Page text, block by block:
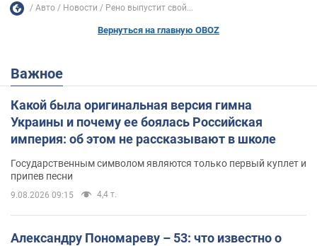
Авто Новости Рено выпустит свой...
Вернуться на главную OBOZ
Важное
Какой была оригинальная версия гимна
Украины и почему ее боялась Российская
империя: об этом не рассказывают в школе
Государственным символом являются только первый куплет и
припев песни
9.08.2026 09:15 4,4 т.
Александру Пономареву – 53: что известно о